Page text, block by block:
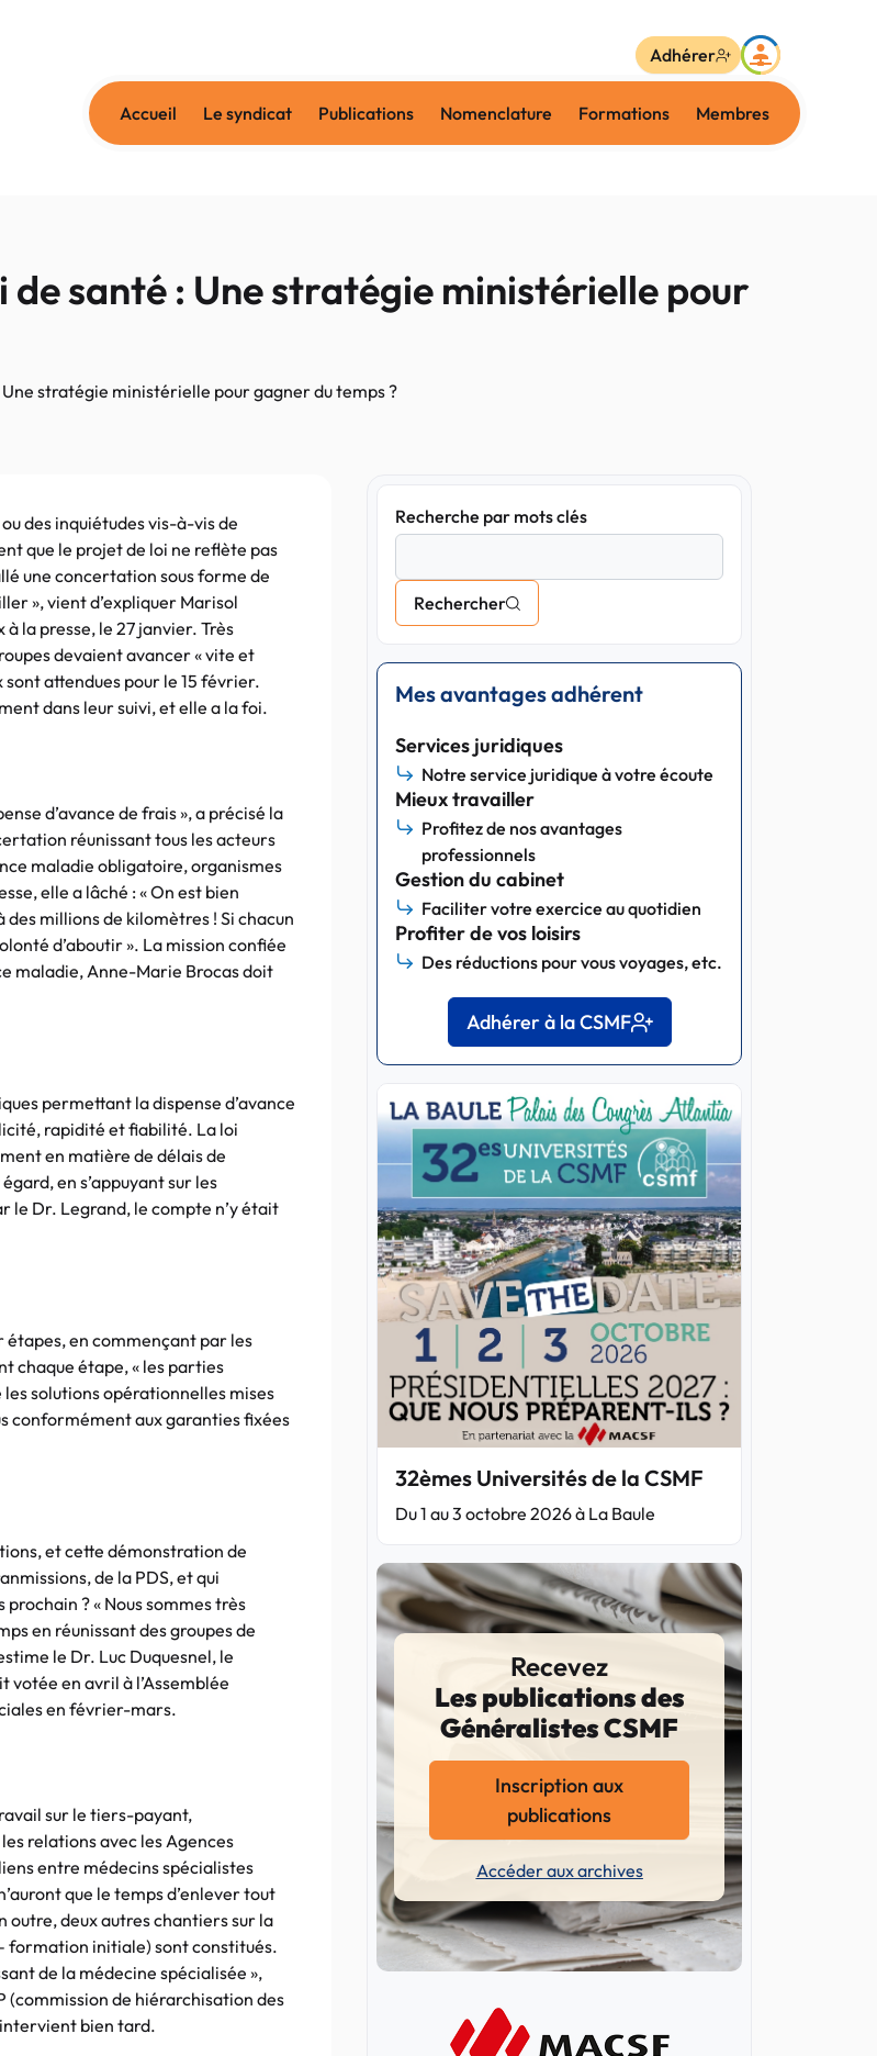
Accueil Le syndicat Publications Nomenclature Formations Membres
Adhérer
santé : Une stratégie ministérielle pour
stratégie ministérielle pour gagner du temps ?
des inquiétudes vis-à-vis de
que le projet de loi ne reflète pas
une concertation sous forme de
», vient d’expliquer Marisol
la presse, le 27 janvier. Très
devaient avancer « vite et
attendues pour le 15 février.
dans leur suivi, et elle a la foi.
d’avance de frais », a précisé la
réunissant tous les acteurs
maladie obligatoire, organismes
elle a lâché : « On est bien
millions de kilomètres ! Si chacun
d’aboutir ». La mission confiée
maladie, Anne-Marie Brocas doit
permettant la dispense d’avance
rapidité et fiabilité. La loi
en matière de délais de
en s’appuyant sur les
le Dr. Legrand, le compte n’y était
étapes, en commençant par les
chaque étape, « les parties
solutions opérationnelles mises
conformément aux garanties fixées
et cette démonstration de
de la PDS, et qui
? « Nous sommes très
en réunissant des groupes de
le Dr. Luc Duquesnel, le
votée en avril à l’Assemblée
en février-mars.
sur le tiers-payant,
relations avec les Agences
entre médecins spécialistes
que le temps d’enlever tout
outre, deux autres chantiers sur la
formation initiale) sont constitués.
de la médecine spécialisée »,
(commission de hiérarchisation des
bien tard.
Recherche par mots clés
Rechercher
Mes avantages adhérent
Services juridiques
Notre service juridique à votre écoute
Mieux travailler
Profitez de nos avantages
professionnels
Gestion du cabinet
Faciliter votre exercice au quotidien
Profiter de vos loisirs
Des réductions pour vous voyages, etc.
Adhérer à la CSMF
32èmes Universités de la CSMF
Du 1 au 3 octobre 2026 à La Baule
Recevez
Les publications des
Généralistes CSMF
Inscription aux
publications
Accéder aux archives